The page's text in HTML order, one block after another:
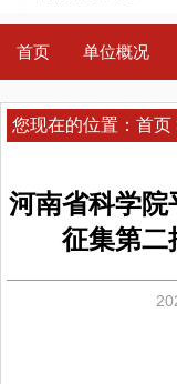
首页 单位概况
您现在的位置： 首页
河南省科学院
征集第二